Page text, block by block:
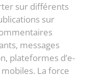
sur différents
sur
messages
plateformes d’e-
La force